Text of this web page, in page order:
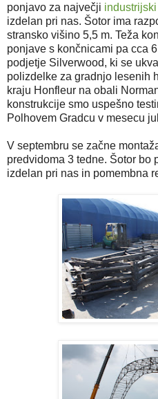
ponjavo za največji
izdelan pri nas. Šotor ima
stransko višino 5,5 m. Teža
ponjave s končnicami pa cca
podjetje Silverwood, ki se
polizdelke za gradnjo lesenih
kraju Honfleur na obali
konstrukcije smo uspešno
Polhovem Gradcu v mesecu
V septembru se začne
predvidoma 3 tedne. Šotor bo
izdelan pri nas in pomembna